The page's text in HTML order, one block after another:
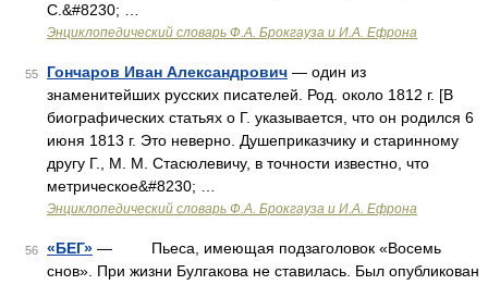
С.&#8230; …
Энциклопедический словарь Ф.А. Брокгауза и И.А. Ефрона
55 Гончаров Иван Александрович — один из
знаменитейших русских писателей. Род. около 1812 г. [В
биографических статьях o Г. указывается, что он родился 6
июня 1813 г. Это неверно. Душеприказчику и старинному
другу Г., М. М. Стасюлевичу, в точности известно, что
метрическое&#8230; …
Энциклопедический словарь Ф.А. Брокгауза и И.А. Ефрона
56 «БЕГ» — Пьеса, имеющая подзаголовок «Восемь
снов». При жизни Булгакова не ставилась. Был опубликован